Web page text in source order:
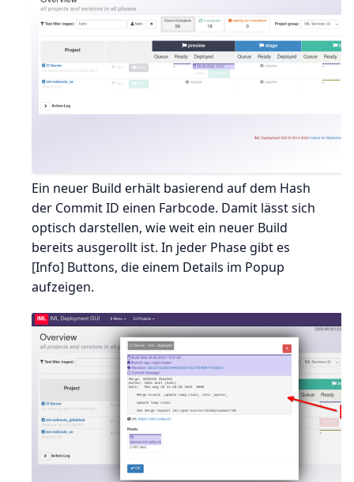
Ein neuer Build erhält basierend auf dem Hash
der Commit ID einen Farbcode. Damit lässt sich
optisch darstellen, wie weit ein neuer Build
bereits ausgerollt ist. In jeder Phase gibt es
[Info] Buttons, die einem Details im Popup
aufzeigen.